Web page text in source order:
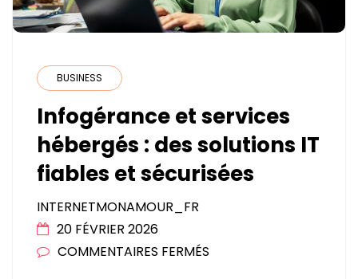
BUSINESS
Infogérance et services
hébergés : des solutions IT
fiables et sécurisées
INTERNETMONAMOUR_FR
20 FÉVRIER 2026
COMMENTAIRES FERMÉS